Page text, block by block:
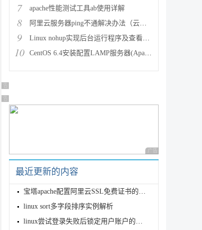
7 apache性能测试工具ab使用详解
8 阿里云服务器ping不通解决办法（云服务器搭建完环境访问不了
9 Linux nohup实现后台运行程序及查看（nohup与&
10 CentOS 6.4安装配置LAMP服务器(Apache+P
广告 商业广告，理性选择
广告 商业广告，理性选择
广告 商业广告，理性
最近更新的内容
宝塔apache配置阿里云SSL免费证书的步骤(图文)
linux sort多字段排序实例解析
linux尝试登录失败后锁定用户账户的两种方法